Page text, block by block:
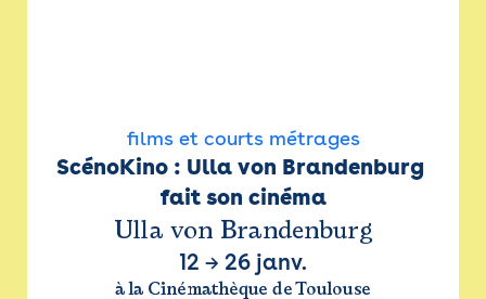
films et courts métrages
ScénoKino : Ulla von Brandenburg
fait son cinéma
Ulla von Brandenburg
12 → 26 janv.
à la Cinémathèque de Toulouse